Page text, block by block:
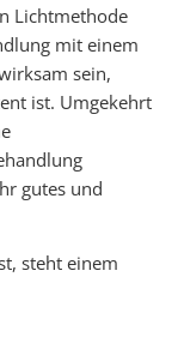
Lichtmethode
mit einem
sein,
ist. Umgekehrt
gutes und
steht einem